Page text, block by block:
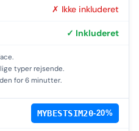
✗ Ikke inkluderet
✓ Inkluderet
typer rejsende.
for 6 minutter.
MYBESTSIM20-20%